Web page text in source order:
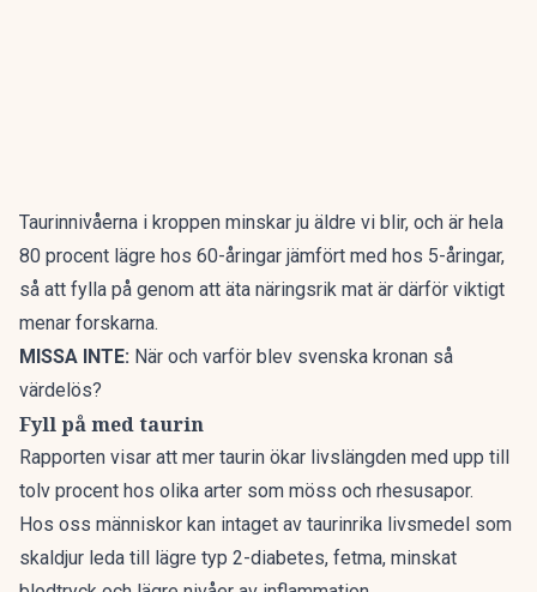
Taurinnivåerna i kroppen minskar ju äldre vi blir, och är hela
80 procent lägre hos 60-åringar jämfört med hos 5-åringar,
så att fylla på genom att äta näringsrik mat är därför viktigt
menar forskarna.
MISSA INTE: När och varför blev svenska kronan så
värdelös?
Fyll på med taurin
Rapporten visar att mer taurin ökar livslängden med upp till
tolv procent hos olika arter som möss och rhesusapor.
Hos oss människor kan intaget av taurinrika livsmedel som
skaldjur leda till lägre typ 2-diabetes, fetma, minskat